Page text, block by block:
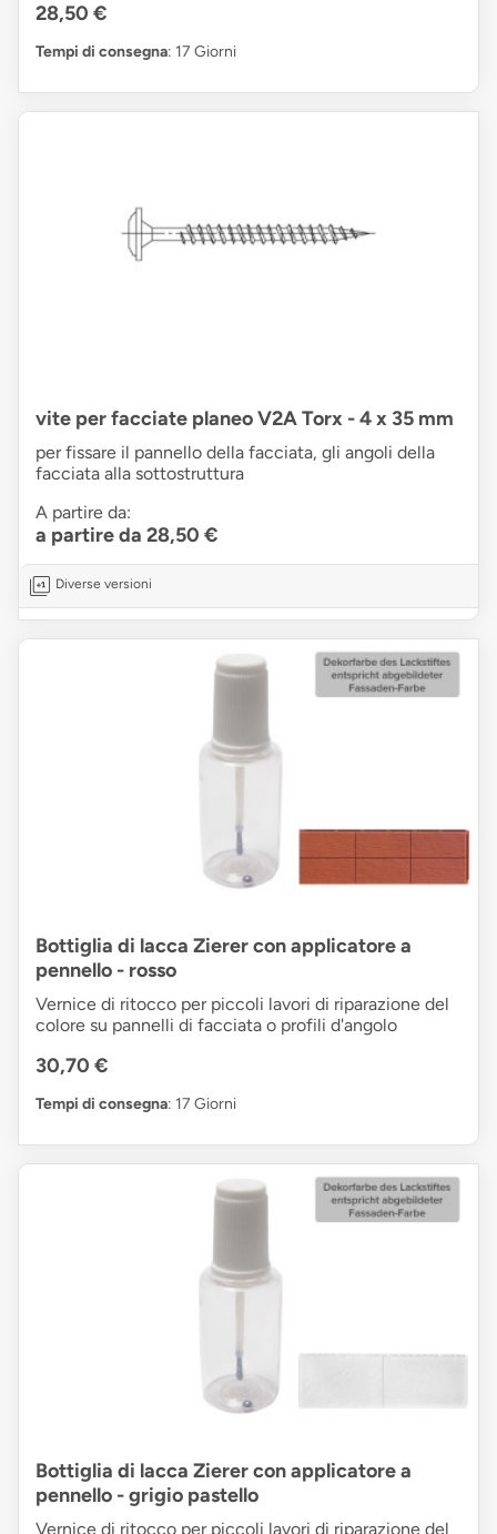
28,50 €
Tempi di consegna: 17 Giorni
vite per facciate planeo V2A Torx - 4 x 35 mm
per fissare il pannello della facciata, gli angoli della
facciata alla sottostruttura
A partire da:
a partire da 28,50 €
Diverse versioni
Bottiglia di lacca Zierer con applicatore a
pennello - rosso
Vernice di ritocco per piccoli lavori di riparazione del
colore su pannelli di facciata o profili d'angolo
30,70 €
Tempi di consegna: 17 Giorni
Bottiglia di lacca Zierer con applicatore a
pennello - grigio pastello
Vernice di ritocco per piccoli lavori di riparazione del